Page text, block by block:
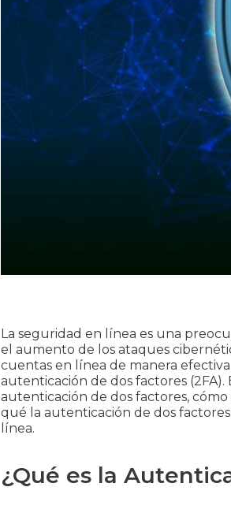
La seguridad en línea es una
el aumento de los ataques
cuentas en línea de manera
autenticación de dos factores
autenticación de dos factores,
qué la autenticación de dos
línea.
¿Qué es la